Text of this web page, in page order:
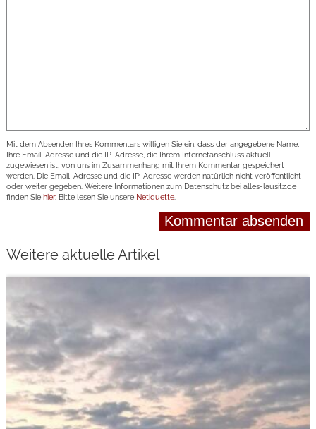
Mit dem Absenden Ihres Kommentars willigen Sie ein, dass der angegebene Name,
Ihre Email-Adresse und die IP-Adresse, die Ihrem Internetanschluss aktuell
zugewiesen ist, von uns im Zusammenhang mit Ihrem Kommentar gespeichert
werden. Die Email-Adresse und die IP-Adresse werden natürlich nicht veröffentlicht
oder weiter gegeben. Weitere Informationen zum Datenschutz bei alles-lausitz.de
finden Sie hier. Bitte lesen Sie unsere Netiquette.
Weitere aktuelle Artikel